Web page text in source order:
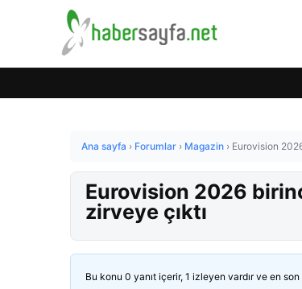
Ana sayfa › Forumlar › Magazin › Eurovision
Eurovision 2026
zirveye çıktı
Bu konu 0 yanıt içerir, 1 izleyen vardır ve en son